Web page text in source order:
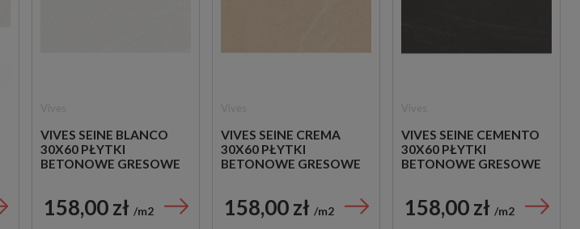
VIVES SEINE BLANCO
30X60 PŁYTKI
BETONOWE GRESOWE
158,00 zł m2
VIVES SEINE CREMA
30X60 PŁYTKI
BETONOWE GRESOWE
158,00 zł m2
VIVES SEINE CEMENTO
30X60 PŁYTKI
BETONOWE GRESOWE
158,00 zł m2